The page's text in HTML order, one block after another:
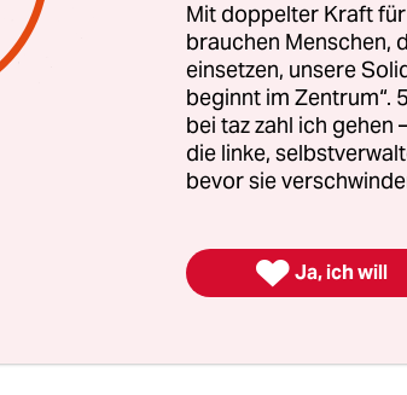
geschwärzte Plakat spielt
to the Sea, Palestine will be
teilweise so verstanden wird, dass
infrage stellt. Die Berliner Polizei
Staatsschutz habe den
liege eine Volksverhetzung,
Entscheidung müsse allerdings die
der die polizeiliche Strafanzeige
Mit doppelter Kraft
brauchen Menschen,
einsetzen, unsere
beginnt im Zentrum“.
bei taz zahl ich gehen
die linke,
bevor sie
 Ja, ich will